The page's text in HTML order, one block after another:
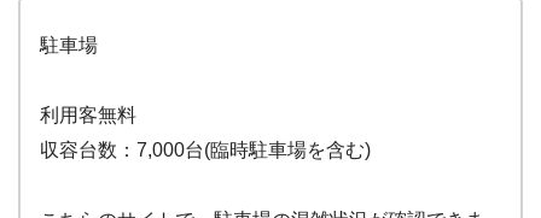
駐車場
利用客無料
収容台数：7,000台(臨時駐車場を含む)